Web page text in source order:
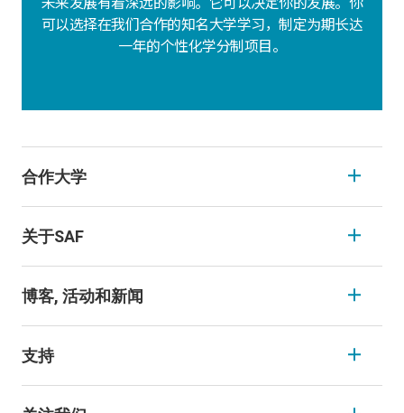
可以选择在我们合作的知名大学学习，制定为期长达
一年的个性化学分制项目。
合作大学
关于SAF
博客, 活动和新闻
支持